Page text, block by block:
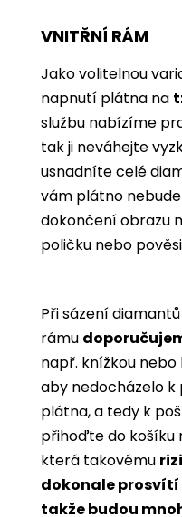
VNITŘNÍ RÁM
Jako volitelnou
napnutí plátna na
službu nabízíme
tak ji neváhejte
usnadníte celé
vám plátno
dokončení obrazu
poličku nebo
Při sázení
rámu
např. knížkou
aby nedocházelo
plátna, a tedy k
přihoďte do košíku
která takovému
dokonale
takže budou